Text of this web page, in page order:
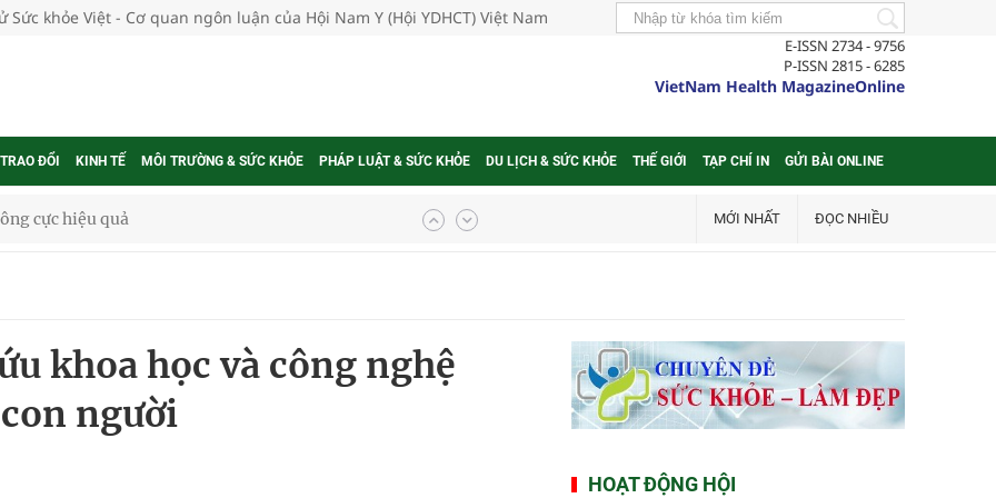
Sức khỏe Việt - Cơ quan ngôn luận của Hội Nam Y (Hội YDHCT) Việt Nam
E-ISSN 2734 - 9756
P-ISSN 2815 - 6285
VietNam Health MagazineOnline
ĐỔI KINH TẾ MÔI TRƯỜNG & SỨC KHỎE PHÁP LUẬT & SỨC KHỎE DU LỊCH & SỨC KHỎE THẾ GIỚI TẠP CHÍ IN GỬI BÀI ONLINE
gia
ung thư
Của Các Loài Nhân Sâm (Panax Spp.): Tổng
MỚI NHẤT ĐỌC NHIỀU
khoa học và công nghệ
người
HOẠT ĐỘNG HỘI